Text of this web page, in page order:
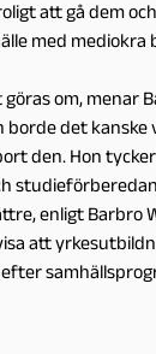
att gå dem
med
om, menar
det
den. Hon
enligt Barbro
att